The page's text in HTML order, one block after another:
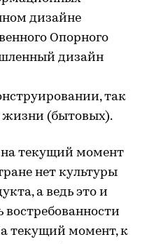
дизайне
Опорного
дизайн
так
жизни (бытовых).
на текущий момент
нет культуры
а ведь это и
востребованности
текущий момент, к